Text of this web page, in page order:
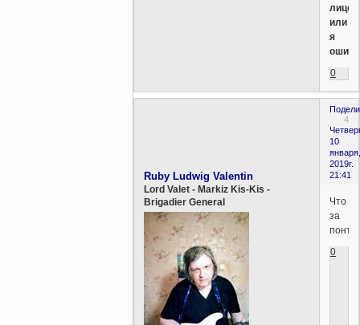
лицо
или
я
0
4
10
января,
2019г.
21:41
Ruby Ludwig Valentin
Lord Valet - Markiz Kis-Kis -
Brigadier General
Что
за
0